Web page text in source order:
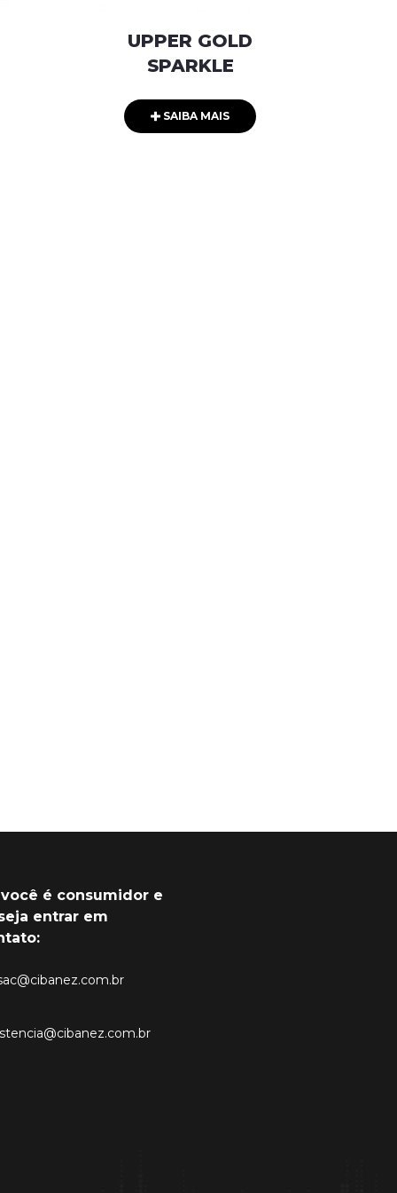
UPPER GOLD
SPARKLE
SAIBA MAIS
é consumidor e
entrar em